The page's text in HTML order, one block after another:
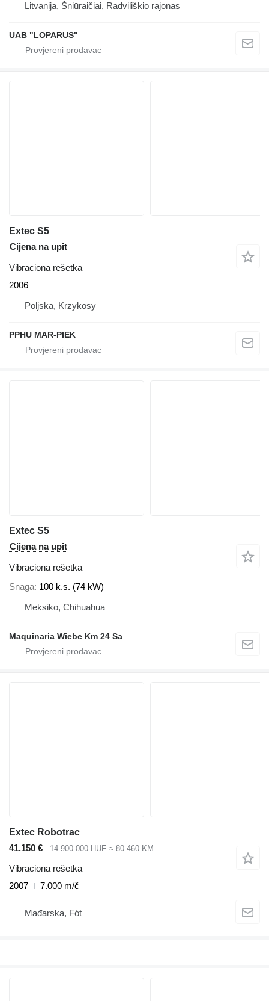
Litvanija, Šniūraičiai, Radviliškio rajonas
UAB "LOPARUS"
Extec S5
Cijena na upit
Vibraciona rešetka
2006
Poljska, Krzykosy
PPHU MAR-PIEK
Extec S5
Cijena na upit
Vibraciona rešetka
Snaga 100 k.s. (74 kW)
Meksiko, Chihuahua
Maquinaria Wiebe Km 24 Sa
Extec Robotrac
41.150 €
14.900.000 HUF ≈ 80.460 KM
Vibraciona rešetka
2007
7.000 m/č
Mađarska, Fót